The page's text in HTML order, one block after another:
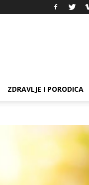
ZDRAVLJE I PORODICA